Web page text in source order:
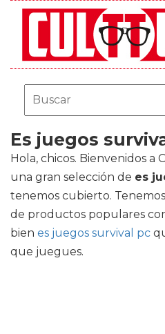
Es juegos
Hola, chicos. Bienvenidos a
una gran selección de es
tenemos cubierto.
de productos populares
bien es juegos survival pc
que juegues.